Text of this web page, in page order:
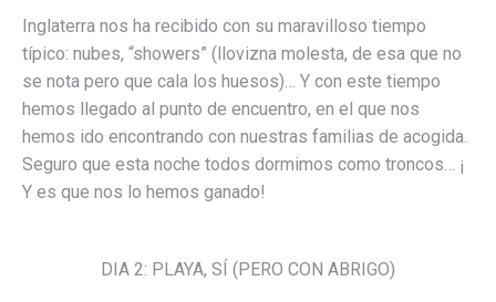
Inglaterra nos ha recibido con su maravilloso tiempo
típico: nubes, “showers” (llovizna molesta, de esa que no
se nota pero que cala los huesos)… Y con este tiempo
hemos llegado al punto de encuentro, en el que nos
hemos ido encontrando con nuestras familias de acogida.
Seguro que esta noche todos dormimos como troncos… ¡
Y es que nos lo hemos ganado!
DIA 2: PLAYA, SÍ (PERO CON ABRIGO)